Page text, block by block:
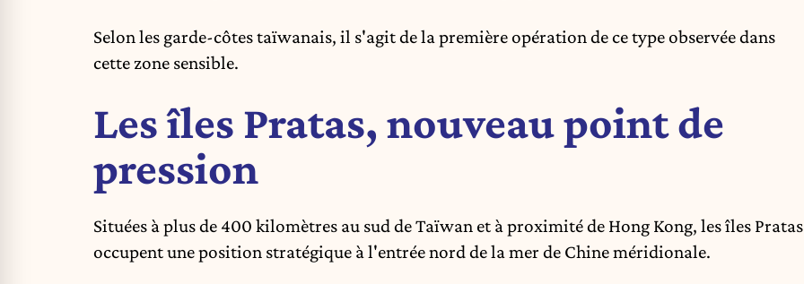
Selon les garde-côtes taïwanais, il s'agit de la première opération de ce type observée dans
cette zone sensible.
Les îles Pratas, nouveau point de
pression
Situées à plus de 400 kilomètres au sud de Taïwan et à proximité de Hong Kong, les îles Pratas
occupent une position stratégique à l'entrée nord de la mer de Chine méridionale.